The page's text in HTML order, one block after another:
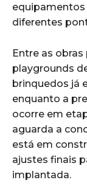
equipamentos
diferentes
Entre as
playgrounds
brinquedos já
enquanto a
ocorre em
aguarda a
está em
ajustes finais
implantada.